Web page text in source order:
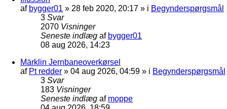
af bygger01 » 28 feb 2020, 20:17 » i Begynderspørgsmål
3 Svar
2070 Visninger
Seneste indlæg af bygger01
08 aug 2026, 14:23
Märklin Jernbaneoverkørsel
af Pt redder » 04 aug 2026, 04:59 » i Begynderspørgsmål
3 Svar
183 Visninger
Seneste indlæg af moppe